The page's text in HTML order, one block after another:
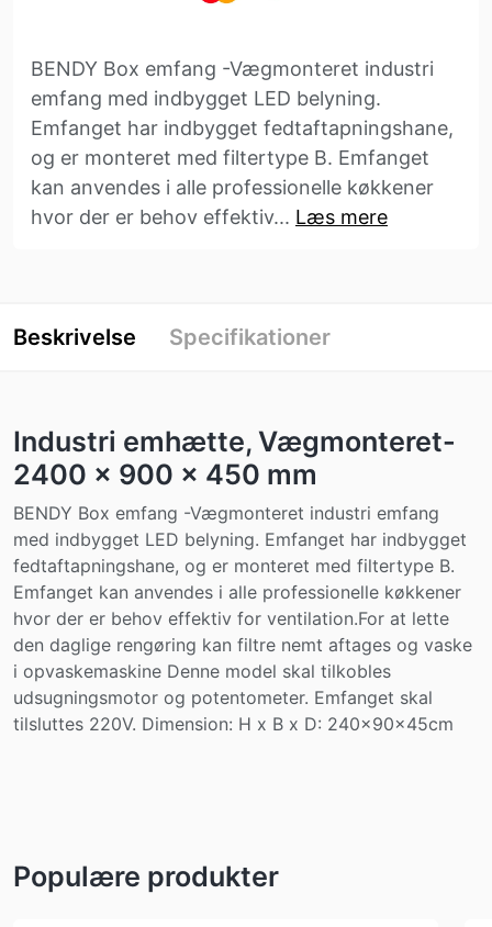
BENDY Box emfang -Vægmonteret industri
emfang med indbygget LED belyning.
Emfanget har indbygget fedtaftapningshane,
og er monteret med filtertype B. Emfanget
kan anvendes i alle professionelle køkkener
hvor der er behov effektiv... Læs mere
Beskrivelse Specifikationer
Industri emhætte, Vægmonteret-
2400 x 900 x 450 mm
BENDY Box emfang -Vægmonteret industri emfang
med indbygget LED belyning. Emfanget har indbygget
fedtaftapningshane, og er monteret med filtertype B.
Emfanget kan anvendes i alle professionelle køkkener
hvor der er behov effektiv for ventilation.For at lette
den daglige rengøring kan filtre nemt aftages og vaske
i opvaskemaskine Denne model skal tilkobles
udsugningsmotor og potentometer. Emfanget skal
tilsluttes 220V. Dimension: H x B x D: 240x90x45cm
Populære produkter